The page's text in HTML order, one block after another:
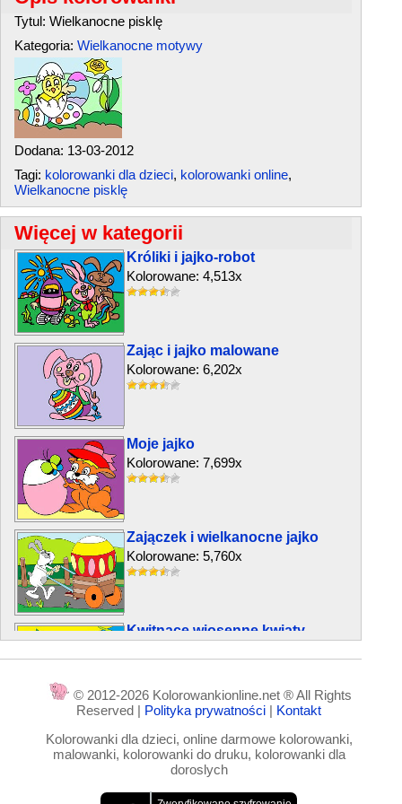
Tytul: Wielkanocne pisklę
Kategoria: Wielkanocne motywy
Dodana: 13-03-2012
Tagi: kolorowanki dla dzieci, kolorowanki online,
Wielkanocne pisklę
Więcej w kategorii
Króliki i jajko-robot
Kolorowane: 4,513x
Zając i jajko malowane
Kolorowane: 6,202x
Moje jajko
Kolorowane: 7,699x
Zajączek i wielkanocne jajko
Kolorowane: 5,760x
Kwitnące wiosenne kwiaty
Kolorowane: 42,911x
© 2012-2026 Kolorowankionline.net ® All Rights
Reserved | Polityka prywatności | Kontakt
Kolorowanki dla dzieci, online darmowe kolorowanki,
malowanki, kolorowanki do druku, kolorowanki dla
doroslych